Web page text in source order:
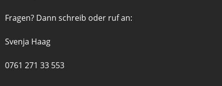
Fragen? Dann schreib oder ruf an:
Svenja Haag
0761 271 33 553